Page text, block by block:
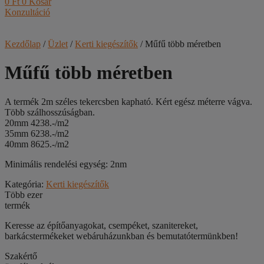
Konzultáció
Kezdőlap /Üzlet /Kerti kiegészítők / Műfű több méretben
Műfű több méretben
A termék 2m széles tekercsben kapható. Kért egész méterre vágva.
Több szálhosszúságban.
20mm 4238.-/m2
35mm 6238.-/m2
40mm 8625.-/m2
Minimális rendelési egység: 2nm
Kategória: Kerti kiegészítők
Több ezer
termék
Keresse az építőanyagokat, csempéket, szanitereket,
barkácstermékeket webáruházunkban és bemutatótermünkben!
Szakértő